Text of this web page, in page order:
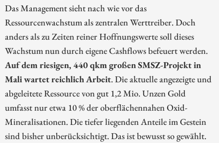
Das Management sieht nach wie vor das
Ressourcenwachstum als zentralen Werttreiber. Doch
anders als zu Zeiten reiner Hoffnungswerte soll dieses
Wachstum nun durch eigene Cashflows befeuert werden.
Auf dem riesigen, 440 qkm großen SMSZ-Projekt in
Mali wartet reichlich Arbeit. Die aktuelle angezeigte und
abgeleitete Ressource von gut 1,2 Mio. Unzen Gold
umfasst nur etwa 10 % der oberflächennahen Oxid-
Mineralisationen. Die tiefer liegenden Anteile im Gestein
sind bisher unberücksichtigt. Das ist bewusst so gewählt.